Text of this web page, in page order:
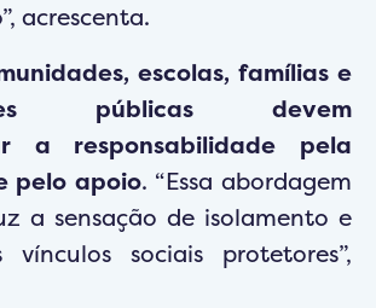
acrescenta.
escolas, famílias e
públicas devem
a responsabilidade pela
pelo apoio. “Essa abordagem
a sensação de isolamento e
sociais protetores”,